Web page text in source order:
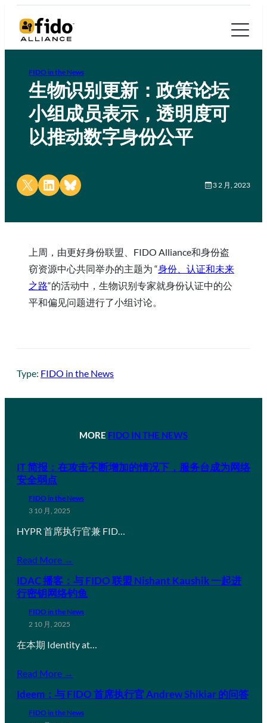
FIDO in the News
生物识别更新：政策论坛
小组成员表示，透明度可
以推动数字身份公平
Share on X Share on LinkedIn
Share on Bluesky 3 2 月, 2023
上周，由更好身份联盟、FIDO Alliance和身份盗
窃资源中心共同举办的主题为 “身份、认证和未来
之路“的活动中，生物识别专家就身份认证中的公
平和偏见问题进行了小组讨论。
Type: FIDO in the News
MORE FIDO IN THE NEWS
IT 简报：在攻击不断增加的情况下，服务台成为网络
安全弱点
FIDO in the News
3 10 月, 2025
HYPR 首席执行官兼 FID…
Read More →
IDAC 播客：与 FIDO 联盟 Nishant Kaushik 一起进
行密钥网络钓鱼
FIDO in the News
2 10 月, 2025
在本期 Identity at…
Read More →
Ideem：与 FIDO 首席执行官 Andrew Shikiar 的问答
FIDO in the News